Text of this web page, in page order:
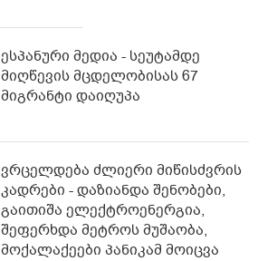
ესპანური მედია - სეუტამდე
მიღწევის მცდელობისას 67
მიგრანტი დაიღუპა
ვრცელდება ძლიერი მიწისძვრის
კადრები - დაზიანდა შენობები,
გაითიშა ელექტროენერგია,
შეფერხდა მეტროს მუშაობა,
მოქალაქეები პანიკამ მოიცვა